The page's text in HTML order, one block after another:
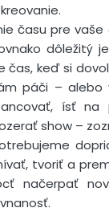
času pre vaše
dôležitý
čas, keď si
páči – alebo
ísť na
show –
tvoriť a
načerpať